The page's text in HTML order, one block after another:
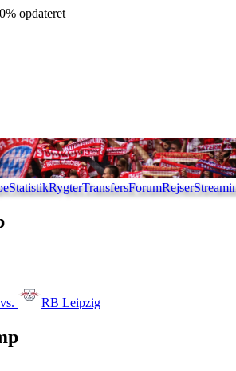
opdateret
StatistikRygterTransfersForumRejser
vs. RB Leipzig